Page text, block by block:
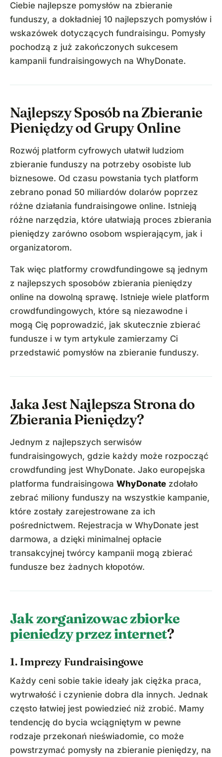
Ciebie najlepsze pomysłów na zbieranie
funduszy, a dokładniej 10 najlepszych pomysłów i
wskazówek dotyczących fundraisingu. Pomysły
pochodzą z już zakończonych sukcesem
kampanii fundraisingowych na WhyDonate.
Najlepszy Sposób na Zbieranie
Pieniędzy od Grupy Online
Rozwój platform cyfrowych ułatwił ludziom
zbieranie funduszy na potrzeby osobiste lub
biznesowe. Od czasu powstania tych platform
zebrano ponad 50 miliardów dolarów poprzez
różne działania fundraisingowe online. Istnieją
różne narzędzia, które ułatwiają proces zbierania
pieniędzy zarówno osobom wspierającym, jak i
organizatorom.
Tak więc platformy crowdfundingowe są jednym
z najlepszych sposobów zbierania pieniędzy
online na dowolną sprawę. Istnieje wiele platform
crowdfundingowych, które są niezawodne i
mogą Cię poprowadzić, jak skutecznie zbierać
fundusze i w tym artykule zamierzamy Ci
przedstawić pomysłów na zbieranie funduszy.
Jaka Jest Najlepsza Strona do
Zbierania Pieniędzy?
Jednym z najlepszych serwisów
fundraisingowych, gdzie każdy może rozpocząć
crowdfunding jest WhyDonate. Jako europejska
platforma fundraisingowa WhyDonate zdołało
zebrać miliony funduszy na wszystkie kampanie,
które zostały zarejestrowane za ich
pośrednictwem. Rejestracja w WhyDonate jest
darmowa, a dzięki minimalnej opłacie
transakcyjnej twórcy kampanii mogą zbierać
fundusze bez żadnych kłopotów.
Jak zorganizowac zbiorke
pieniedzy przez internet?
1. Imprezy Fundraisingowe
Każdy ceni sobie takie ideały jak ciężka praca,
wytrwałość i czynienie dobra dla innych. Jednak
często łatwiej jest powiedzieć niż zrobić. Mamy
tendencję do bycia wciągniętym w pewne
rodzaje przekonań nieświadomie, co może
powstrzymać pomysły na zbieranie pieniędzy, na